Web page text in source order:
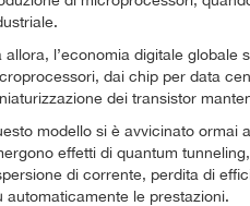
allora, l’economia digitale globale
dai chip per data
dei transistor
modello si è avvicinato ormai
effetti di quantum
di corrente, perdita di
automaticamente le prestazioni.